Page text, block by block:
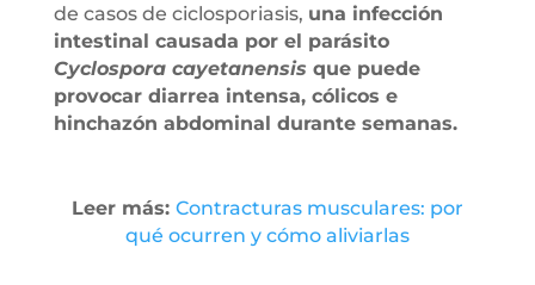
de casos de ciclosporiasis, una infección
intestinal causada por el parásito
Cyclospora cayetanensis que puede
provocar diarrea intensa, cólicos e
hinchazón abdominal durante semanas.
Leer más: Contracturas musculares: por
qué ocurren y cómo aliviarlas